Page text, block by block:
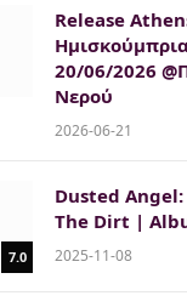
Release
20/06/2026
Νερού
2026-06-21
7.0
Dusted
The Dirt |
2025-11-08